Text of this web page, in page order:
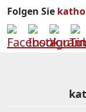
Folgen Sie